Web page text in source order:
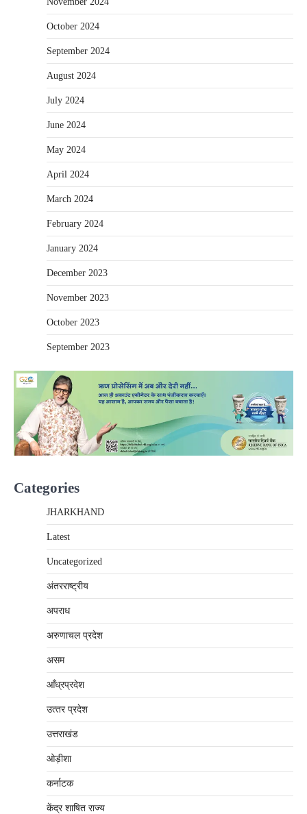
October 2024
September 2024
August 2024
July 2024
June 2024
May 2024
April 2024
March 2024
February 2024
January 2024
December 2023
November 2023
October 2023
September 2023
Categories
JHARKHAND
Latest
Uncategorized
अंतरराष्‍ट्रीय
अपराध
अरुणाचल प्रदेश
असम
आँध्रप्रदेश
उत्‍तर प्रदेश
उत्तराखंड
ओड़ीशा
कर्नाटक
केंद्र शाषित राज्य